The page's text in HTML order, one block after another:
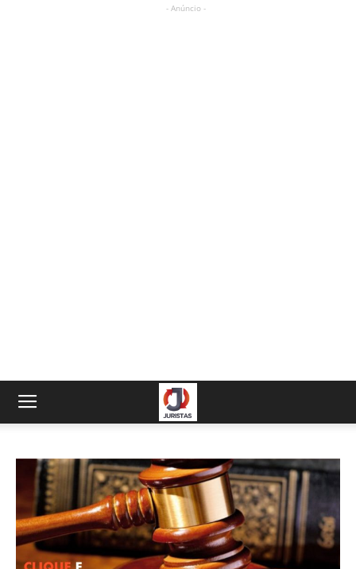
- Anúncio -